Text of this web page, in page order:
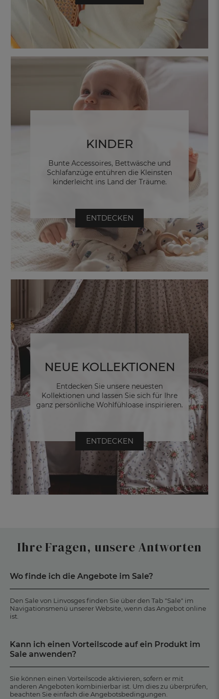
KINDER
Bunte Accessoires, Bettwäsche und
Schlafanzüge entühren die Kleinsten
kinderleicht ins Land der Träume.
ENTDECKEN
NEUE KOLLEKTIONEN
Entdecken Sie unsere neuesten
Kollektionen und lassen Sie sich für Ihre
ganz persönliche Wohlfühloase inspirieren.
ENTDECKEN
Ihre Fragen, unsere Antworten
Wo finde ich die Angebote im Sale?
Den Sale von Linvosges finden Sie über den Tab "Sale" im
Navigationsmenü unserer Website, wenn das Angebot online
ist.
Kann ich einen Vorteilscode auf ein Produkt im
Sale anwenden?
Sie können einen Vorteilscode aktivieren, sofern er mit
anderen Angeboten kombinierbar ist. Um dies zu überprüfen,
beachten Sie einfach die Angebotsbedingungen.